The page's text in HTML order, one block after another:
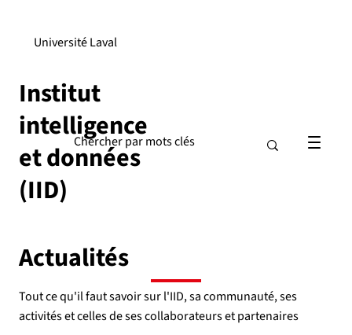
Institut
intelligence
et données
(IID)
Université Laval
Actualités
Tout ce qu'il faut savoir sur l'IID, sa communauté, ses
activités et celles de ses collaborateurs et partenaires